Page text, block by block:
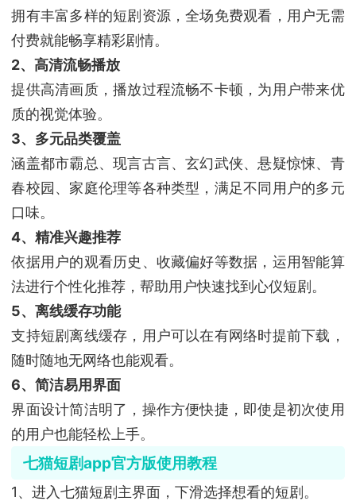
拥有丰富多样的短剧资源，全场免费观看，用户无需
付费就能畅享精彩剧情。
2、高清流畅播放
提供高清画质，播放过程流畅不卡顿，为用户带来优
质的视觉体验。
3、多元品类覆盖
涵盖都市霸总、现言古言、玄幻武侠、悬疑惊悚、青
春校园、家庭伦理等各种类型，满足不同用户的多元
口味。
4、精准兴趣推荐
依据用户的观看历史、收藏偏好等数据，运用智能算
法进行个性化推荐，帮助用户快速找到心仪短剧。
5、离线缓存功能
支持短剧离线缓存，用户可以在有网络时提前下载，
随时随地无网络也能观看。
6、简洁易用界面
界面设计简洁明了，操作方便快捷，即使是初次使用
的用户也能轻松上手。
七猫短剧app官方版使用教程
1、进入七猫短剧主界面，下滑选择想看的短剧。